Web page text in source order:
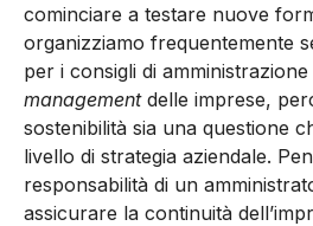
cominciare a testare nuove
organizziamo frequentemente
per i consigli di
managementdelle imprese,
sostenibilità sia una questione
livello di strategia aziendale.
responsabilità di un
assicurare la continuità